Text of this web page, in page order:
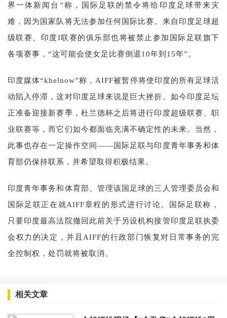
界一体新闻台”称，国际足联的禁令将给印度足球带来灾
难，因为国家队将无法参加任何国际比赛。来自印度足球超
级联赛、印度I联赛的俱乐部也将被禁止参加国际足联旗下
各项赛事，“这可能会使女足比赛倒退10年到15年”。
印度媒体“khelnow”称，AIFF被暂停将使印度的所有足球活
动陷入停滞，这对印度足球来说是巨大挫折。如今印度足坛
正准备迎接新赛季，杜兰德杯之后将进行印度超级联赛、职
业联赛等，而它们如今都面临充满不确定性的未来。当然，
此事也存在一定操作空间——国际足联与印度青年事务和体
育部仍保持联系，并希望取得积极结果。
印度青年事务和体育部、管理该国足球的三人管理委员会和
国际足联正在就AIFF章程的形式进行讨论。国际足联称，
只要印度最高法院撤回此前关于另设机构接管印度足联执委
会权力的决定，并且AIFF的行政部门恢复对日常事务的完
全控制权，处罚就将被取消。
相关文章